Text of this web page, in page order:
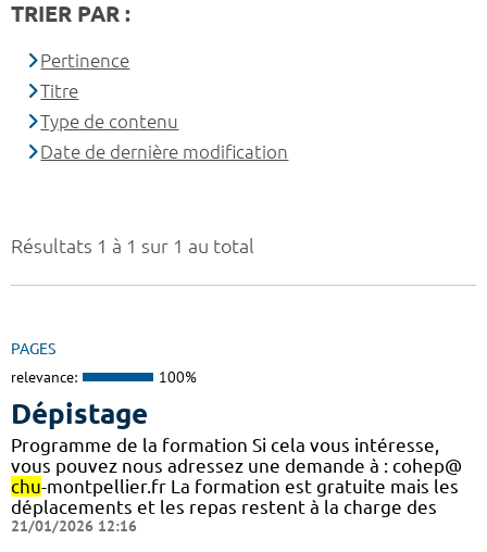
Résultats 1 à 1 sur 1 au total
PAGES
relevance: 100%
Dépistage
Programme de la formation Si cela vous intéresse,
vous pouvez nous adressez une demande à : cohep@
chu-montpellier.fr La formation est gratuite mais les
déplacements et les repas restent à la charge des
21/01/2026 12:16
TRIER PAR :
Pertinence
Titre
Type de contenu
Date de dernière modification